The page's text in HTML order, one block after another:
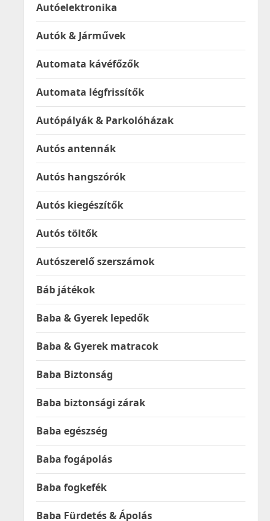
Autóelektronika
Autók & Járművek
Automata kávéfőzők
Automata légfrissítők
Autópályák & Parkolóházak
Autós antennák
Autós hangszórók
Autós kiegészítők
Autós töltők
Autószerelő szerszámok
Báb játékok
Baba & Gyerek lepedők
Baba & Gyerek matracok
Baba Biztonság
Baba biztonsági zárak
Baba egészség
Baba fogápolás
Baba fogkefék
Baba Fürdetés & Ápolás